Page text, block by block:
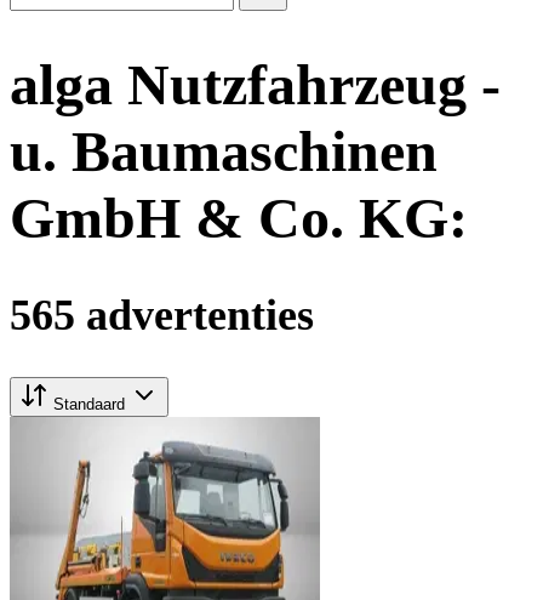
alga Nutzfahrzeug -
u. Baumaschinen
GmbH & Co. KG:
565 advertenties
Standaard